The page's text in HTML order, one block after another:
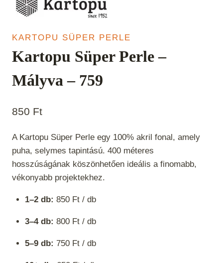
KARTOPU SÜPER PERLE
Kartopu Süper Perle –
Mályva – 759
850 Ft
A Kartopu Süper Perle egy 100% akril fonal, amely
puha, selymes tapintású. 400 méteres
hosszúságának köszönhetően ideális a finomabb,
vékonyabb projektekhez.
1–2 db: 850 Ft / db
3–4 db: 800 Ft / db
5–9 db: 750 Ft / db